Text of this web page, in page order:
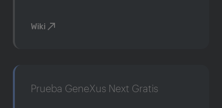
Wiki
Prueba GeneXus Next Gratis